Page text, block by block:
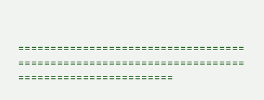
===================================
===================================
========================